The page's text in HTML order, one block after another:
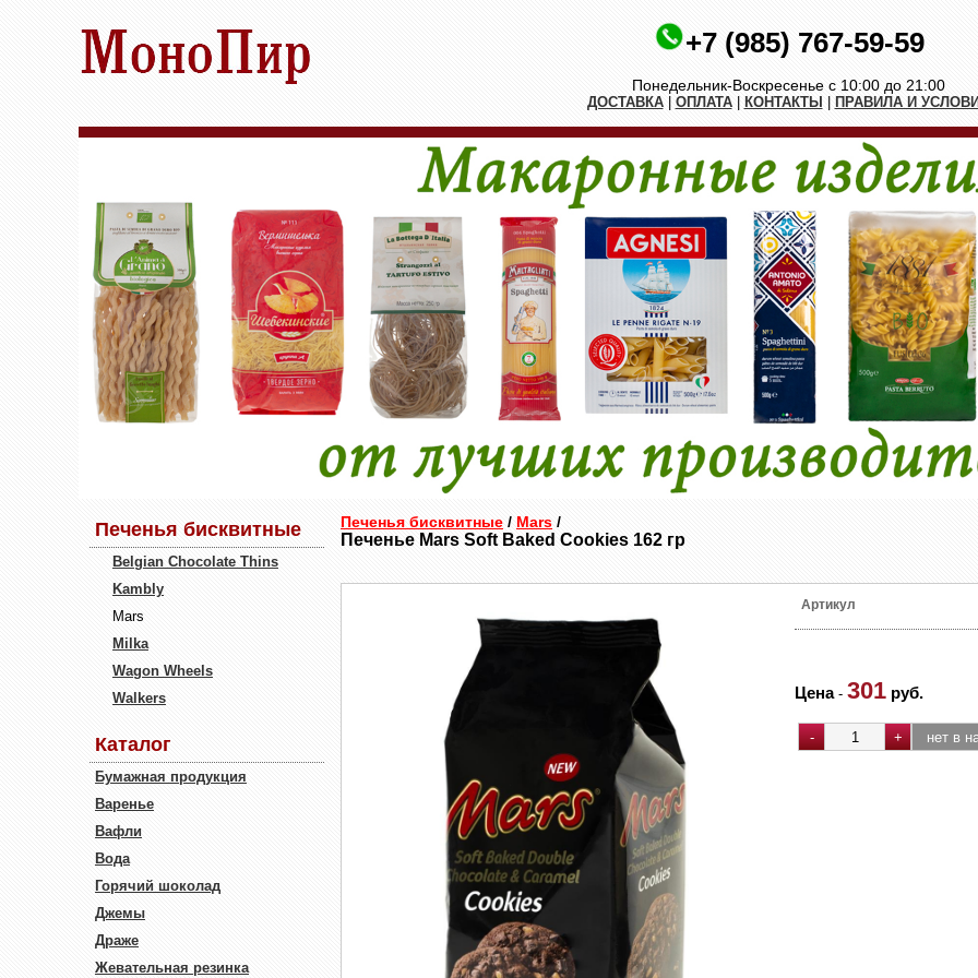
+7 (985) 767-59-59
Понедельник-Воскресенье с 10:00 до 21:00
ДОСТАВКА| ОПЛАТА| КОНТАКТЫ ПРАВИЛА И
Печенья бисквитные
Belgian Chocolate Thins
Kambly
Mars
Milka
Wagon Wheels
Walkers
Каталог
Бумажная продукция
Варенье
Вафли
Вода
Горячий шоколад
Джемы
Драже
Жевательная резинка
Печенья бисквитные / Mars /
Печенье Mars Soft Baked Cookies 162 гр
Артикул
Цена- 301 руб.